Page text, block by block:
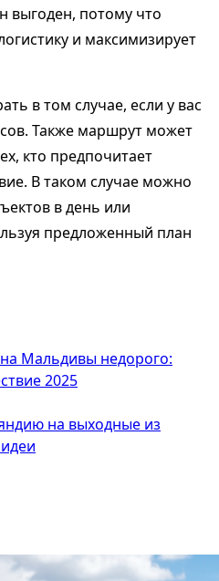
выгоден, потому что
и максимизирует
в том случае, если у вас
Также маршрут может
кто предпочитает
В таком случае можно
в день или
предложенный план
на Мальдивы недорого:
2025
на выходные из